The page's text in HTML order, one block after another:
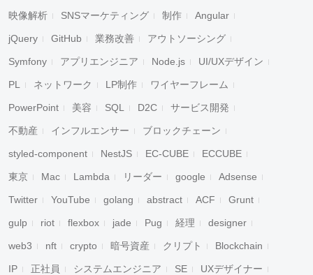
映像解析 SNSマーケティング 制作 Angular
jQuery GitHub 業務改善 アウトソーシング
Symfony アプリエンジニア Node.js UI/UXデザイン
PL ネットワーク LP制作 ワイヤーフレーム
PowerPoint 美容 SQL D2C サービス開発
不動産 インフルエンサー ブロックチェーン
styled-component NestJS EC-CUBE ECCUBE
東京 Mac Lambda リーダー google Adsense
Twitter YouTube golang abstract ACF Grunt
gulp riot flexbox jade Pug 経理 designer
web3 nft crypto 暗号資産 クリプト Blockchain
IP 正社員 システムエンジニア SE UXデザイナー